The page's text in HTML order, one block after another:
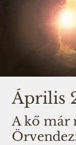
Április
A kő már